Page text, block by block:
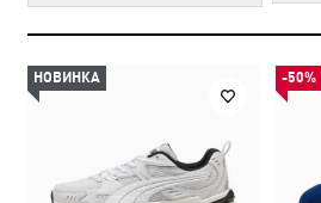
НОВИНКА -50%